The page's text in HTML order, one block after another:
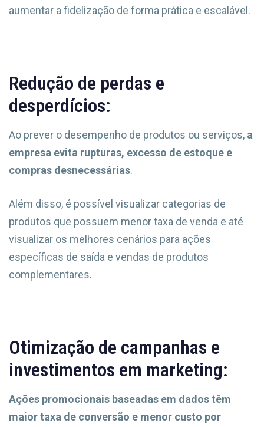
aumentar a fidelização de forma prática e escalável.
Redução de perdas e
desperdícios:
Ao prever o desempenho de produtos ou serviços, a
empresa evita rupturas, excesso de estoque e
compras desnecessárias.
Além disso, é possível visualizar categorias de
produtos que possuem menor taxa de venda e até
visualizar os melhores cenários para ações
específicas de saída e vendas de produtos
complementares.
Otimização de campanhas e
investimentos em marketing:
Ações promocionais baseadas em dados têm
maior taxa de conversão e menor custo por